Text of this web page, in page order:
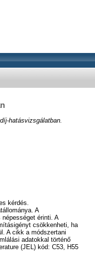
hatásvizsgálatban.
kérdés.
A
érinti. A
csökkenheti, ha
A cikk a módszertani
adatokkal történő
(JEL) kód: C53, H55